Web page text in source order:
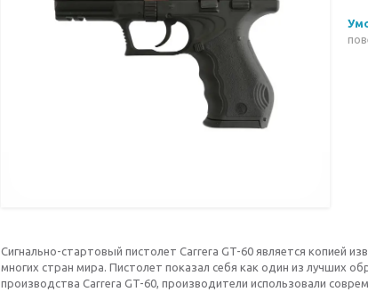
Сигнально-стартовый пистолет Carrera GT-60 является копией
многих стран мира. Пистолет показал себя как один из лучших
производства Carrera GT-60, производители использовали